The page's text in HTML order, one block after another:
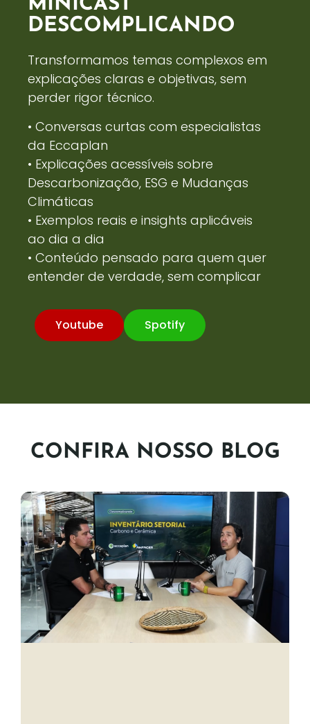
MINICAST
DESCOMPLICANDO
Transformamos temas complexos em
explicações claras e objetivas, sem
perder rigor técnico.
• Conversas curtas com especialistas
da Eccaplan
• Explicações acessíveis sobre
Descarbonização, ESG e Mudanças
Climáticas
• Exemplos reais e insights aplicáveis
ao dia a dia
• Conteúdo pensado para quem quer
entender de verdade, sem complicar
Youtube Spotify
CONFIRA NOSSO BLOG